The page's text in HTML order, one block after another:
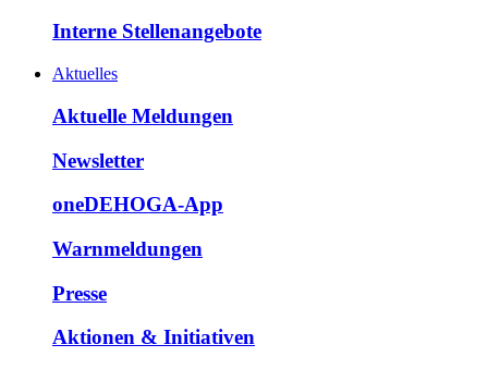
Interne Stellenangebote
Aktuelles
Aktuelle Meldungen
Newsletter
oneDEHOGA-App
Warnmeldungen
Presse
Aktionen & Initiativen